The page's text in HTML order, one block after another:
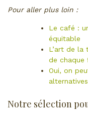
Pour aller plus loin :
Le café :
équitable
L’art de la
de chaque
Oui, on
Notre sélection